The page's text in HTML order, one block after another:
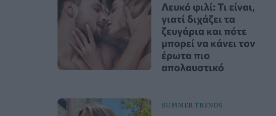
Λευκό φιλί: Τι είναι,
γιατί διχάζει τα
ζευγάρια και πότε
μπορεί να κάνει τον
έρωτα πιο
απολαυστικό
SUMMER TRENDS